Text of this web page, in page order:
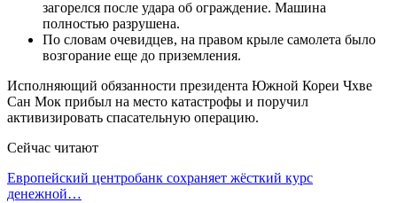
загорелся после удара об ограждение. Машина
полностью разрушена.
По словам очевидцев, на правом крыле самолета было
возгорание еще до приземления.
Исполняющий обязанности президента Южной Кореи Чхве
Сан Мок прибыл на место катастрофы и поручил
активизировать спасательную операцию.
Сейчас читают
Европейский центробанк сохраняет жёсткий курс
денежной…